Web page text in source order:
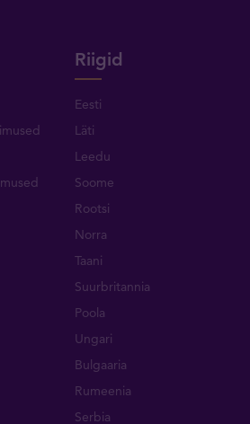
Riigid
Eesti
Läti
Leedu
Soome
Rootsi
Norra
Taani
Suurbritannia
Poola
Ungari
Bulgaaria
Rumeenia
Serbia